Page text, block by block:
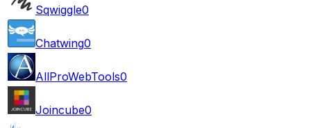
Sqwiggle0
Chatwing0
AllProWebTools0
Joincube0